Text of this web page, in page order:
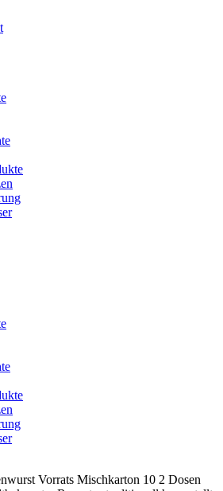
Vorrats Mischkarton 10 2 Dosen